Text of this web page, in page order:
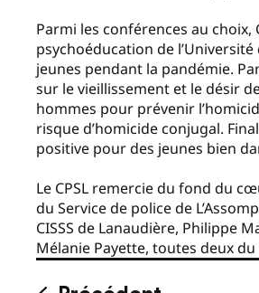
Parmi les conférences au
psychoéducation de
jeunes pendant la pandémie.
sur le vieillissement et le désir
hommes pour prévenir
risque d’homicide conjugal.
positive pour des jeunes bien
Le CPSL remercie du fond du
du Service de police de
CISSS de Lanaudière, Philippe
Mélanie Payette, toutes deux du